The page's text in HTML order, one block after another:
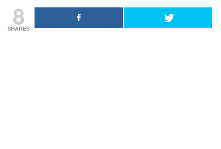
8
SHARES